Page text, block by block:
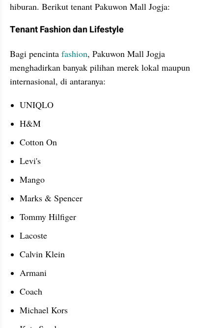
hiburan. Berikut tenant Pakuwon Mall Jogja:
Tenant Fashion dan Lifestyle
Bagi pencinta fashion, Pakuwon Mall Jogja
menghadirkan banyak pilihan merek lokal maupun
internasional, di antaranya:
UNIQLO
H&M
Cotton On
Levi's
Mango
Marks & Spencer
Tommy Hilfiger
Lacoste
Calvin Klein
Armani
Coach
Michael Kors